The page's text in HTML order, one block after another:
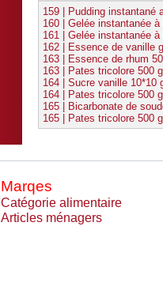
159 | Pudding instantané
160 | Gelée instantanée
161 | Gelée instantanée
162 | Essence de vanille
163 | Essence de rhum 50
163 | Pates tricolore 500
164 | Sucre vanille 10*10
164 | Pates tricolore 500
165 | Bicarbonate de
165 | Pates tricolore 500
Marqes
Catégorie alimentaire
Articles ménagers